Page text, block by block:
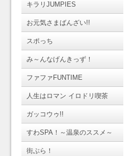
キラリJUMPIES
お元気さまばんざい!!
スポっち
み～んなげんきっず！
ファファFUNTIME
人生はロマン イロドリ喫茶
ガッコウゥ!!
すわSPA！～温泉のススメ～
街ぶら！